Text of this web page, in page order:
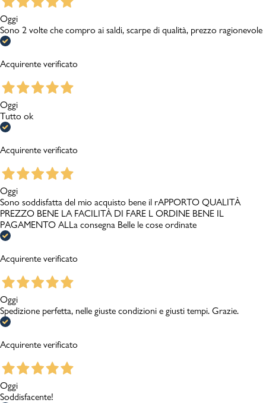
Oggi
Sono 2 volte che compro ai saldi, scarpe di qualità, prezzo ragionevole
Acquirente verificato
Oggi
Tutto ok
Acquirente verificato
Oggi
Sono soddisfatta del mio acquisto bene il rAPPORTO QUALITÀ
PREZZO BENE LA FACILITÀ DI FARE L ORDINE BENE IL
PAGAMENTO ALLa consegna Belle le cose ordinate
Acquirente verificato
Oggi
Spedizione perfetta, nelle giuste condizioni e giusti tempi. Grazie.
Acquirente verificato
Oggi
Soddisfacente!